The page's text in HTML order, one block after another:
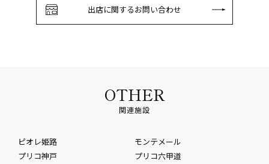
出店に関するお問い合わせ
OTHER
関連施設
ピオレ姫路
モンテメール
プリコ神戸
プリコ六甲道